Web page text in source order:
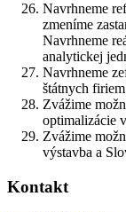
Navrhneme
zmeníme
Navrhneme
analytickej
Navrhneme
štátnych
Zvážime
optimalizácie
Zvážime
výstavba a
Kontakt